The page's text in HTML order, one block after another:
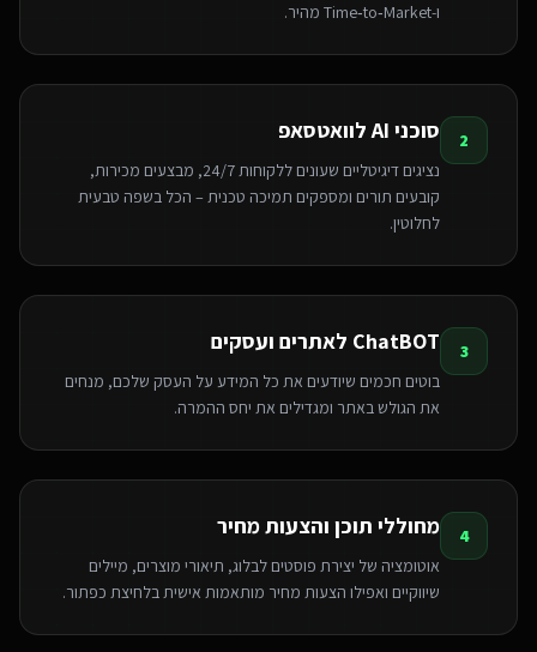
ו‑Time‑to‑Market מהיר.
2 סוכני AI לוואטסאפ
נציגים דיגיטליים שעונים ללקוחות 24/7, מבצעים מכירות,
קובעים תורים ומספקים תמיכה טכנית – הכל בשפה טבעית
לחלוטין.
3 ChatBOT לאתרים ועסקים
בוטים חכמים שיודעים את כל המידע על העסק שלכם, מנחים
את הגולש באתר ומגדילים את יחס ההמרה.
4 מחוללי תוכן והצעות מחיר
אוטומציה של יצירת פוסטים לבלוג, תיאורי מוצרים, מיילים
שיווקיים ואפילו הצעות מחיר מותאמות אישית בלחיצת כפתור.